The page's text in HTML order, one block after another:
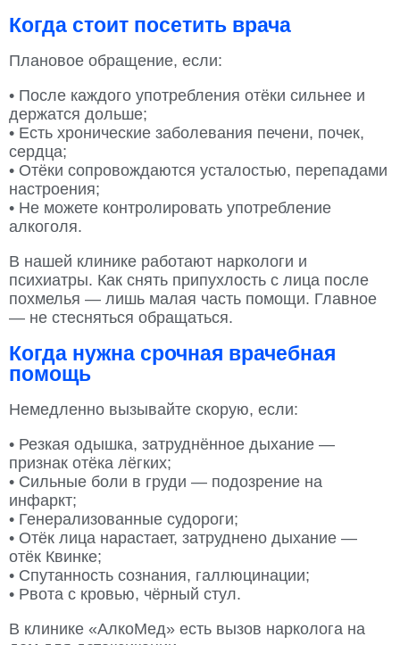
Когда стоит посетить врача
Плановое обращение, если:
• После каждого употребления отёки сильнее и
держатся дольше;
• Есть хронические заболевания печени, почек,
сердца;
• Отёки сопровождаются усталостью, перепадами
настроения;
• Не можете контролировать употребление
алкоголя.
В нашей клинике работают наркологи и
психиатры. Как снять припухлость с лица после
похмелья — лишь малая часть помощи. Главное
— не стесняться обращаться.
Когда нужна срочная врачебная
помощь
Немедленно вызывайте скорую, если:
• Резкая одышка, затруднённое дыхание —
признак отёка лёгких;
• Сильные боли в груди — подозрение на
инфаркт;
• Генерализованные судороги;
• Отёк лица нарастает, затруднено дыхание —
отёк Квинке;
• Спутанность сознания, галлюцинации;
• Рвота с кровью, чёрный стул.
В клинике «АлкоМед» есть вызов нарколога на